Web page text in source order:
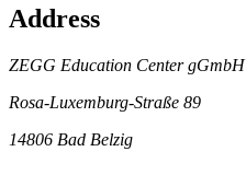
Address
ZEGG Education Center gGmbH
Rosa-Luxemburg-Straße 89
14806 Bad Belzig